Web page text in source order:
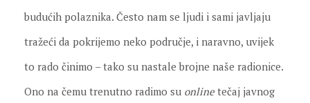
budućih polaznika. Često nam se ljudi i sami javljaju
tražeći da pokrijemo neko područje, i naravno, uvijek
to rado činimo – tako su nastale brojne naše radionice.
Ono na čemu trenutno radimo su online tečaj javnog